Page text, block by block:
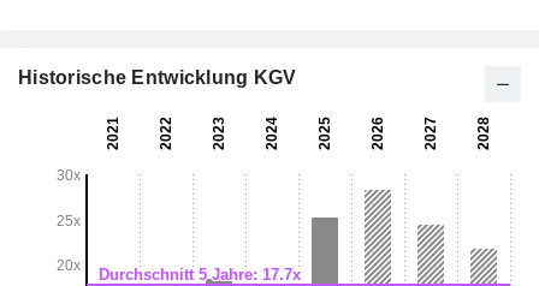
Historische Entwicklung KGV